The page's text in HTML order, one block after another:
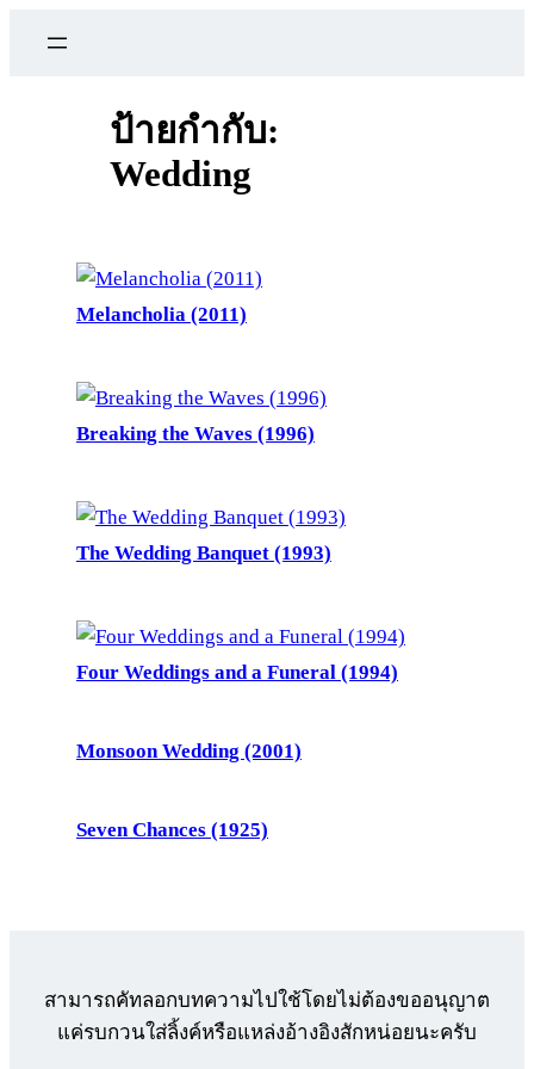
ป้ายกำกับ:
Wedding
Melancholia (2011)
Breaking the Waves (1996)
The Wedding Banquet (1993)
Four Weddings and a Funeral (1994)
Monsoon Wedding (2001)
Seven Chances (1925)
สามารถคัทลอกบทความไปใช้โดยไม่ต้องขออนุญาต
แค่รบกวนใส่ลิ้งค์หรือแหล่งอ้างอิงสักหน่อยนะครับ